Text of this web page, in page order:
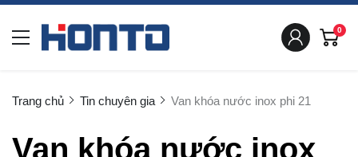
0
Trang chủ Tin chuyên gia Van khóa nước inox phi 21
Van khóa nước inox